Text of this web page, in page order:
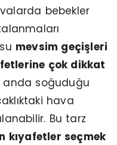
bebekler
mevsim geçişleri
çok dikkat
anda soğuduğu
hava
Bu tarz
kıyafetler seçmek